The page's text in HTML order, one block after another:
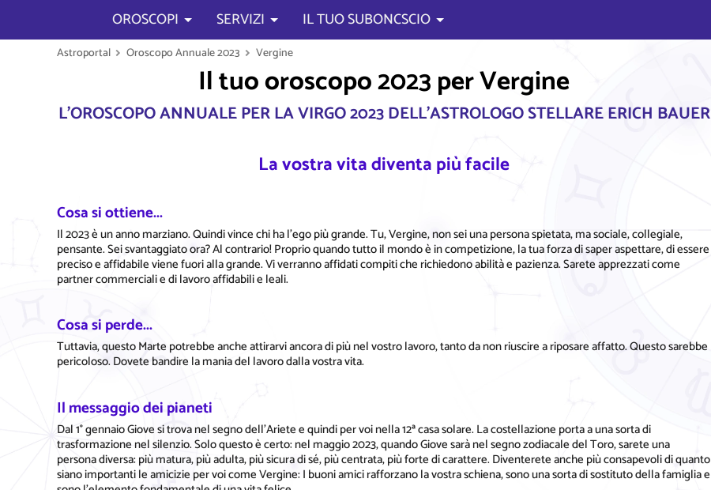
OROSCOPI SERVIZI IL TUO SUBONCSCIO
Astroportal Oroscopo Annuale 2023 Vergine
Il tuo oroscopo 2023 per Vergine
L'OROSCOPO ANNUALE PER LA VIRGO 2023 DELL'ASTROLOGO STELLARE ERICH BAUER
La vostra vita diventa più facile
Cosa si ottiene...
Il 2023 è un anno marziano. Quindi vince chi ha l'ego più grande. Tu, Vergine, non sei una persona spietata, ma sociale, collegiale,
pensante. Sei svantaggiato ora? Al contrario! Proprio quando tutto il mondo è in competizione, la tua forza di saper aspettare, di essere
preciso e affidabile viene fuori alla grande. Vi verranno affidati compiti che richiedono abilità e pazienza. Sarete apprezzati come
partner commerciali e di lavoro affidabili e leali.
Cosa si perde...
Tuttavia, questo Marte potrebbe anche attirarvi ancora di più nel vostro lavoro, tanto da non riuscire a riposare affatto. Questo sarebbe
pericoloso. Dovete bandire la mania del lavoro dalla vostra vita.
Il messaggio dei pianeti
Dal 1° gennaio Giove si trova nel segno dell'Ariete e quindi per voi nella 12ª casa solare. La costellazione porta a una sorta di
trasformazione nel silenzio. Solo questo è certo: nel maggio 2023, quando Giove sarà nel segno zodiacale del Toro, sarete una
persona diversa: più matura, più adulta, più sicura di sé, più centrata, più forte di carattere. Diventerete anche più consapevoli di quanto
siano importanti le amicizie per voi come Vergine: I buoni amici rafforzano la vostra schiena, sono una sorta di sostituto della famiglia e